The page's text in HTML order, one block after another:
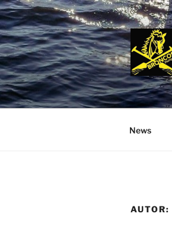
Zum
Inhalt
springen
News
AUTOR: